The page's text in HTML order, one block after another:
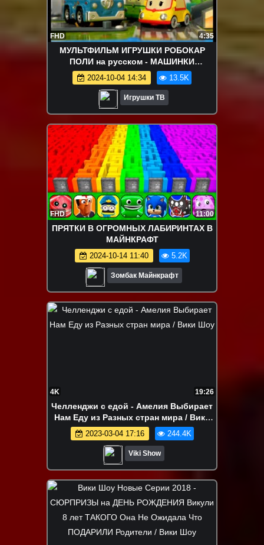
FHD 4:35
МУЛЬТФИЛЬМ ИГРУШКИ РОБОКАР
ПОЛИ на русском - МАШИНКИ
ТРАНСФОРМЕРЫ - ИГРОВЫЕ НАБОРЫ
РОБОКАР
2024-10-04 14:34 13.5K
Игрушки ТВ
FHD 11:00
ПРЯТКИ В ОГРОМНЫХ ЛАБИРИНТАХ В
МАЙНКРАФТ
2024-10-14 11:40 5.2K
Зомбак Майнкрафт
4K 19:26
Челленджи с едой - Амелия Выбирает
Нам Еду из Разных стран мира / Вики
Шоу
2023-03-04 17:16 244.4K
Viki Show